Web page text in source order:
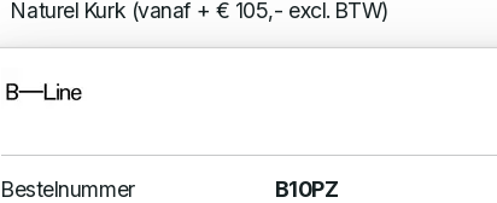
Naturel Kurk (vanaf + € 105,- excl. BTW)
Bestelnummer
B10PZ